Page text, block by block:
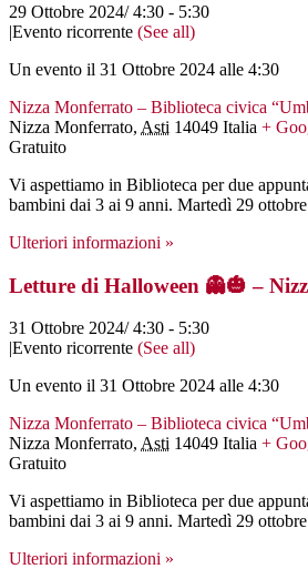
29 Ottobre 2024/ 4:30 - 5:30
|Evento ricorrente (See all)
Un evento il 31 Ottobre 2024 alle 4:30
Nizza Monferrato – Biblioteca civica
Nizza Monferrato, Asti 14049 Italia +
Gratuito
Vi aspettiamo in Biblioteca per due
bambini dai 3 ai 9 anni. Martedì 29
Ulteriori informazioni »
Letture di Halloween 👻🎃 –
31 Ottobre 2024/ 4:30 - 5:30
|Evento ricorrente (See all)
Un evento il 31 Ottobre 2024 alle 4:30
Nizza Monferrato – Biblioteca civica
Nizza Monferrato, Asti 14049 Italia +
Gratuito
Vi aspettiamo in Biblioteca per due
bambini dai 3 ai 9 anni. Martedì 29
Ulteriori informazioni »